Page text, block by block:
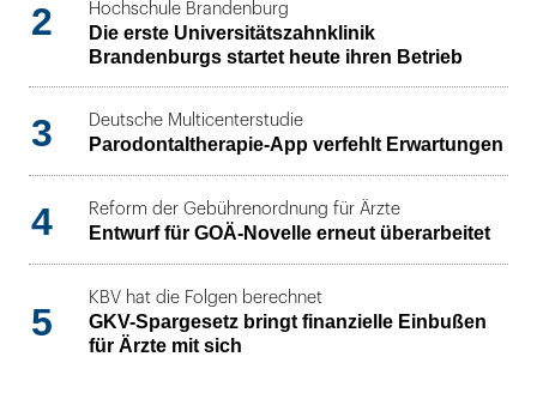
2 Hochschule Brandenburg
Die erste Universitätszahnklinik
Brandenburgs startet heute ihren Betrieb
3 Deutsche Multicenterstudie
Parodontaltherapie-App verfehlt Erwartungen
4 Reform der Gebührenordnung für Ärzte
Entwurf für GOÄ-Novelle erneut überarbeitet
5
KBV hat die Folgen berechnet
GKV-Spargesetz bringt finanzielle Einbußen
für Ärzte mit sich